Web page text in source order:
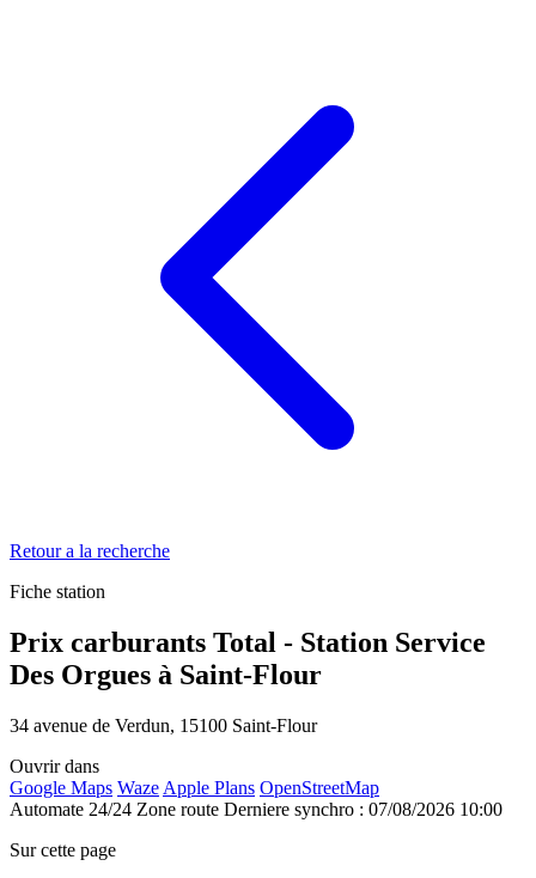
Retour a la recherche
Fiche station
Prix carburants Total - Station Service
Des Orgues à Saint-Flour
34 avenue de Verdun, 15100 Saint-Flour
Ouvrir dans
Google Maps Waze Apple Plans OpenStreetMap
Automate 24/24 Zone route Derniere synchro : 07/08/2026 10:00
Sur cette page